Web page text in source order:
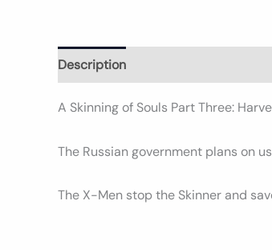
Description
A Skinning of Souls Part Three:
The Russian government plans on
The X-Men stop the Skinner and